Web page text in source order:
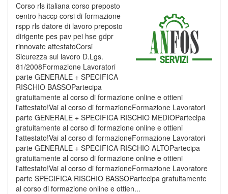
Corso rls italiana corso preposto
centro haccp corsi di formazione
rspp rls datore di lavoro preposto
dirigente pes pav pei hse gdpr
rinnovate attestatoCorsi
Sicurezza sul lavoro D.Lgs.
81/2008Formazione Lavoratori
parte GENERALE + SPECIFICA
RISCHIO BASSOPartecipa
gratuitamente al corso di formazione online e ottieni
l'attestato!Vai al corso di formazioneFormazione Lavoratori
parte GENERALE + SPECIFICA RISCHIO MEDIOPartecipa
gratuitamente al corso di formazione online e ottieni
l'attestato!Vai al corso di formazioneFormazione Lavoratori
parte GENERALE + SPECIFICA RISCHIO ALTOPartecipa
gratuitamente al corso di formazione online e ottieni
l'attestato!Vai al corso di formazioneFormazione Lavoratore
parte SPECIFICA RISCHIO BASSOPartecipa gratuitamente
al corso di formazione online e ottien...